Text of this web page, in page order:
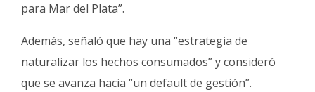
para Mar del Plata”.
Además, señaló que hay una “estrategia de
naturalizar los hechos consumados” y consideró
que se avanza hacia “un default de gestión”.